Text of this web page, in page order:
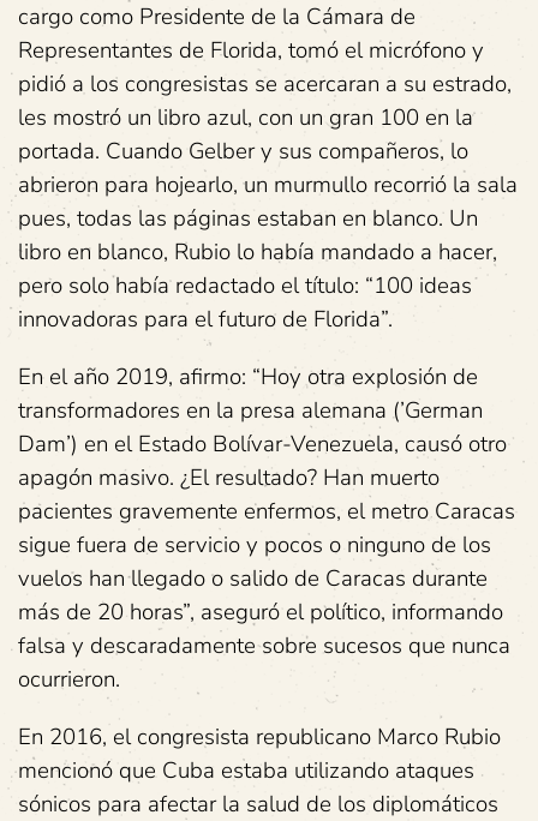
cargo como Presidente de la Cámara de
Representantes de Florida, tomó el micrófono y
pidió a los congresistas se acercaran a su estrado,
les mostró un libro azul, con un gran 100 en la
portada. Cuando Gelber y sus compañeros, lo
abrieron para hojearlo, un murmullo recorrió la sala
pues, todas las páginas estaban en blanco. Un
libro en blanco, Rubio lo había mandado a hacer,
pero solo había redactado el título: “100 ideas
innovadoras para el futuro de Florida”.
En el año 2019, afirmo: “Hoy otra explosión de
transformadores en la presa alemana (’German
Dam’) en el Estado Bolívar-Venezuela, causó otro
apagón masivo. ¿El resultado? Han muerto
pacientes gravemente enfermos, el metro Caracas
sigue fuera de servicio y pocos o ninguno de los
vuelos han llegado o salido de Caracas durante
más de 20 horas”, aseguró el político, informando
falsa y descaradamente sobre sucesos que nunca
ocurrieron.
En 2016, el congresista republicano Marco Rubio
mencionó que Cuba estaba utilizando ataques
sónicos para afectar la salud de los diplomáticos